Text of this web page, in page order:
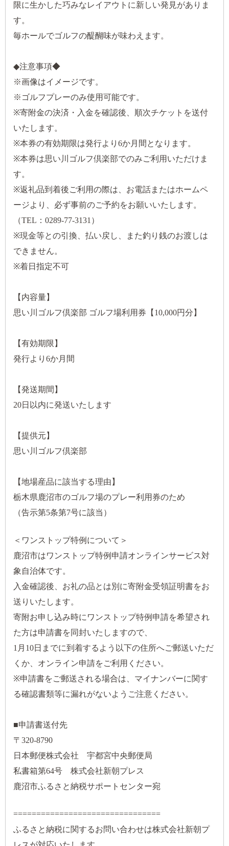
限に生かした巧みなレイアウトに新しい発見がありま
す。
毎ホールでゴルフの醍醐味が味わえます。
◆注意事項◆
※画像はイメージです。
※ゴルフプレーのみ使用可能です。
※寄附金の決済・入金を確認後、順次チケットを送付
いたします。
※本券の有効期限は発行より6か月間となります。
※本券は思い川ゴルフ倶楽部でのみご利用いただけま
す。
※返礼品到着後ご利用の際は、お電話またはホームペ
ージより、必ず事前のご予約をお願いいたします。
（TEL：0289-77-3131）
※現金等との引換、払い戻し、また釣り銭のお渡しは
できません。
※着日指定不可
【内容量】
思い川ゴルフ倶楽部 ゴルフ場利用券【10,000円分】
【有効期限】
発行より6か月間
【発送期間】
20日以内に発送いたします
【提供元】
思い川ゴルフ倶楽部
【地場産品に該当する理由】
栃木県鹿沼市のゴルフ場のプレー利用券のため
（告示第5条第7号に該当）
＜ワンストップ特例について＞
鹿沼市はワンストップ特例申請オンラインサービス対
象自治体です。
入金確認後、お礼の品とは別に寄附金受領証明書をお
送りいたします。
寄附お申し込み時にワンストップ特例申請を希望され
た方は申請書を同封いたしますので、
1月10日までに到着するよう以下の住所へご郵送いただ
くか、オンライン申請をご利用ください。
※申請書をご郵送される場合は、マイナンバーに関す
る確認書類等に漏れがないようご注意ください。
■申請書送付先
〒320-8790
日本郵便株式会社 宇都宮中央郵便局
私書箱第64号 株式会社新朝プレス
鹿沼市ふるさと納税サポートセンター宛
================================
ふるさと納税に関するお問い合わせは株式会社新朝プ